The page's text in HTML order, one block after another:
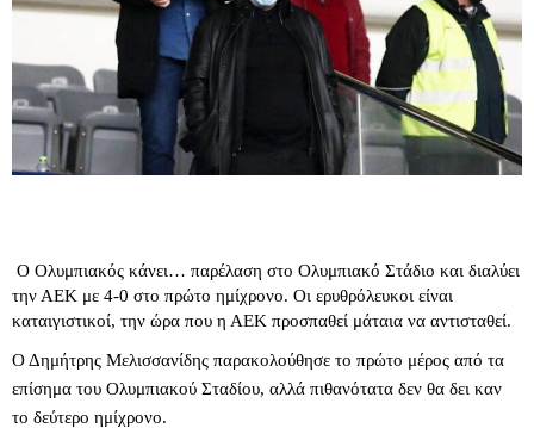
Ο Ολυμπιακός κάνει… παρέλαση στο Ολυμπιακό Στάδιο και διαλύει
την ΑΕΚ με 4-0 στο πρώτο ημίχρονο. Οι ερυθρόλευκοι είναι
καταιγιστικοί, την ώρα που η ΑΕΚ προσπαθεί μάταια να αντισταθεί.
Ο Δημήτρης Μελισσανίδης παρακολούθησε το πρώτο μέρος από τα
επίσημα του Ολυμπιακού Σταδίου, αλλά πιθανότατα δεν θα δει καν
το δεύτερο ημίχρονο.